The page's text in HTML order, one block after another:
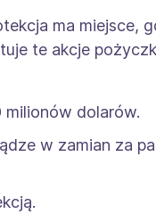
ma miejsce,
te akcje
milionów dolarów.
w zamian za